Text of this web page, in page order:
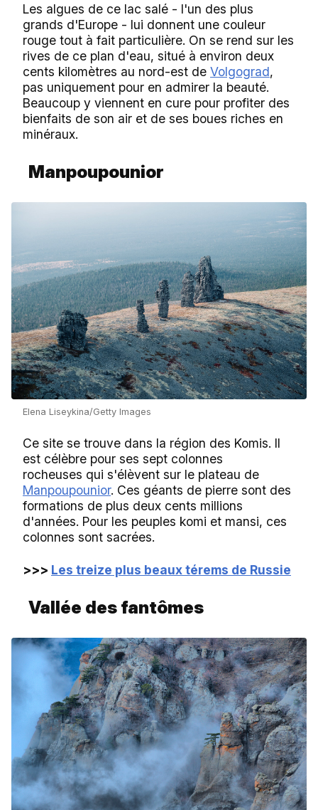
Les algues de ce lac salé - l'un des plus
grands d'Europe - lui donnent une couleur
rouge tout à fait particulière. On se rend sur les
rives de ce plan d'eau, situé à environ deux
cents kilomètres au nord-est de Volgograd,
pas uniquement pour en admirer la beauté.
Beaucoup y viennent en cure pour profiter des
bienfaits de son air et de ses boues riches en
minéraux.
Manpoupounior
Elena Liseykina/Getty Images
Ce site se trouve dans la région des Komis. Il
est célèbre pour ses sept colonnes
rocheuses qui s'élèvent sur le plateau de
Manpoupounior. Ces géants de pierre sont des
formations de plus deux cents millions
d'années. Pour les peuples komi et mansi, ces
colonnes sont sacrées.
>>> Les treize plus beaux térems de Russie
Vallée des fantômes